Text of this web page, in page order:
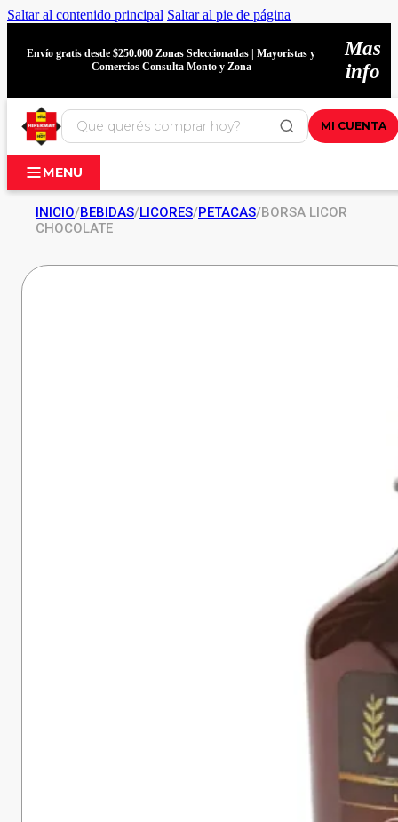
Saltar al contenido principal Saltar al pie de página
Envío gratis desde $250.000 Zonas Seleccionadas | Mayoristas y
Comercios Consulta Monto y Zona
Mas
info
MI CUENTA
MENU
INICIO/BEBIDAS/LICORES/PETACAS/BORSA LICOR
CHOCOLATE